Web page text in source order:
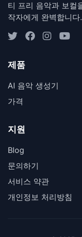
티 프리 음악과 보컬
작자에게 완벽합니다.
제품
AI 음악 생성기
가격
지원
Blog
문의하기
서비스 약관
개인정보 처리방침